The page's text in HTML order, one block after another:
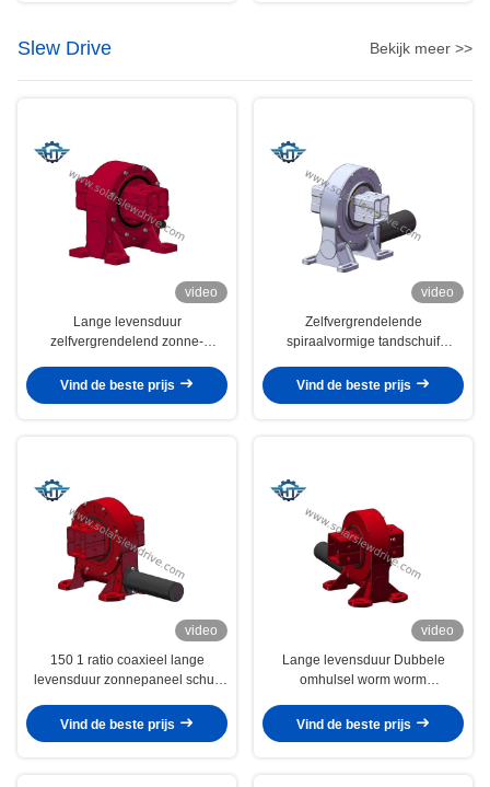
Slew Drive Bekijk meer >>
video
Lange levensduur
zelfvergrendelend zonne-
noord
Vind de beste prijs
video
Zelfvergrendelende
spiraalvormige tandschuif
en EP-2 vet
Vind de beste prijs
video
150 1 ratio coaxieel lange
levensduur zonnepaneel schuif
Vind de beste prijs
video
Lange levensduur Dubbele
omhulsel worm worm
kleur
Vind de beste prijs